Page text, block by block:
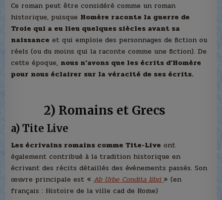
Ce roman peut être considéré comme un roman
historique, puisque Homère raconte la guerre de
Troie qui a eu lieu quelques siècles avant sa
naissance et qui emploie des personnages de fiction ou
réels (ou du moins qui la raconte comme une fiction). De
cette époque, nous n’avons que les écrits d’Homère
pour nous éclairer sur la véracité de ses écrits.
2) Romains et Grecs
a) Tite Live
Les écrivains romains comme Tite-Live ont
également contribué à la tradition historique en
écrivant des récits détaillés des événements passés. Son
œuvre principale est «Ab Urbe Condita libri » (en
français : Histoire de la ville cad de Rome)